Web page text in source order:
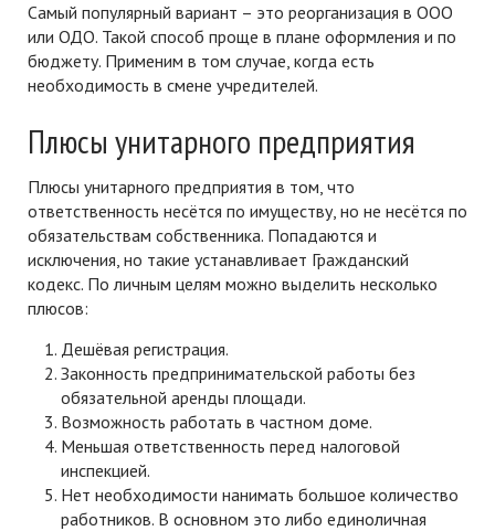
Самый популярный вариант – это реорганизация в ООО
или ОДО. Такой способ проще в плане оформления и по
бюджету. Применим в том случае, когда есть
необходимость в смене учредителей.
Плюсы унитарного предприятия
Плюсы унитарного предприятия в том, что
ответственность несётся по имуществу, но не несётся по
обязательствам собственника. Попадаются и
исключения, но такие устанавливает Гражданский
кодекс. По личным целям можно выделить несколько
плюсов:
Дешёвая регистрация.
Законность предпринимательской работы без
обязательной аренды площади.
Возможность работать в частном доме.
Меньшая ответственность перед налоговой
инспекцией.
Нет необходимости нанимать большое количество
работников. В основном это либо единоличная